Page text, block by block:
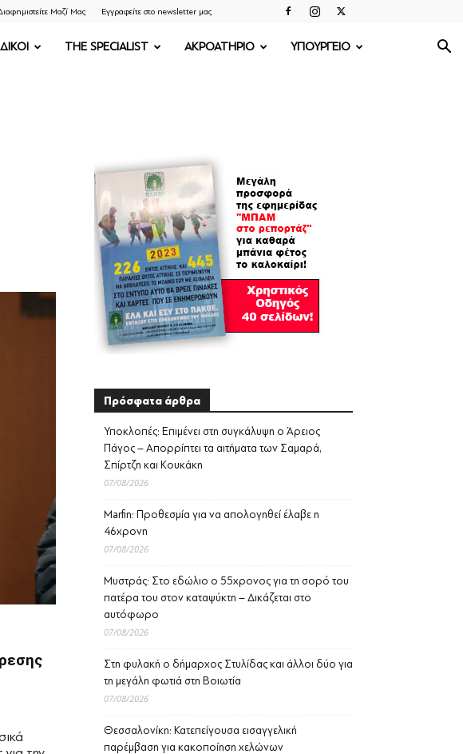
Μαζί Μας Εγγραφείτε στο newsletter μας
THE SPECIALIST ΑΚΡΟΑΤΗΡΙΟ ΥΠΟΥΡΓΕΙΟ
Πρόσφατα άρθρα
Υποκλοπές: Επιμένει στη συγκάλυψη ο Άρειος
Πάγος – Απορρίπτει τα αιτήματα των Σαμαρά,
Σπίρτζη και Κουκάκη
07/08/2026
Marfin: Προθεσμία για να απολογηθεί έλαβε η
46χρονη
07/08/2026
Μυστράς: Στο εδώλιο ο 55χρονος για τη σορό του
πατέρα του στον καταψύκτη – Δικάζεται στο
αυτόφωρο
07/08/2026
Στη φυλακή ο δήμαρχος Στυλίδας και άλλοι δύο για
τη μεγάλη φωτιά στη Βοιωτία
07/08/2026
Θεσσαλονίκη: Κατεπείγουσα εισαγγελική
παρέμβαση για κακοποίηση χελώνων